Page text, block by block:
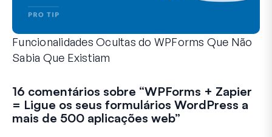
Funcionalidades Ocultas do WPForms Que Não
Sabia Que Existiam
16 comentários sobre “WPForms + Zapier
= Ligue os seus formulários WordPress a
mais de 500 aplicações web”